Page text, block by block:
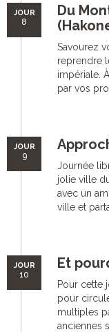
JOUR
8
Du
Savourez
reprendre
impériale.
par vos
JOUR
9
Journée
jolie ville
avec un
ville et
JOUR
10
Et
Pour cette
pour
multiples
anciennes